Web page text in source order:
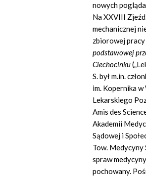
nowych
Na XXVIII
mechanicznej
zbiorowej
podstawowej
Ciechocinku
S. był m.in.
im. Kopernika
Lekarskiego
Amis des
Akademii
Sądowej i
Tow. Medycyny
spraw
pochowany.